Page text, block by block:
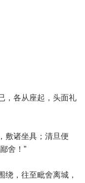
，各从座起，头面礼
敷诸坐具；清旦便
舍！”
绕，往至毗舍离城，